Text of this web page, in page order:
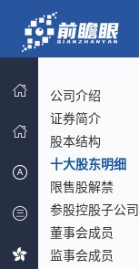
公司介绍
证券简介
股本结构
十大股东明细
限售股解禁
参股控股子公司
董事会成员
监事会成员